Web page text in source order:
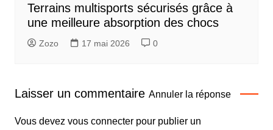
Terrains multisports sécurisés grâce à
une meilleure absorption des chocs
Zozo 17 mai 2026 0
Laisser un commentaire Annuler la réponse
Vous devez vous connecterpour publier un